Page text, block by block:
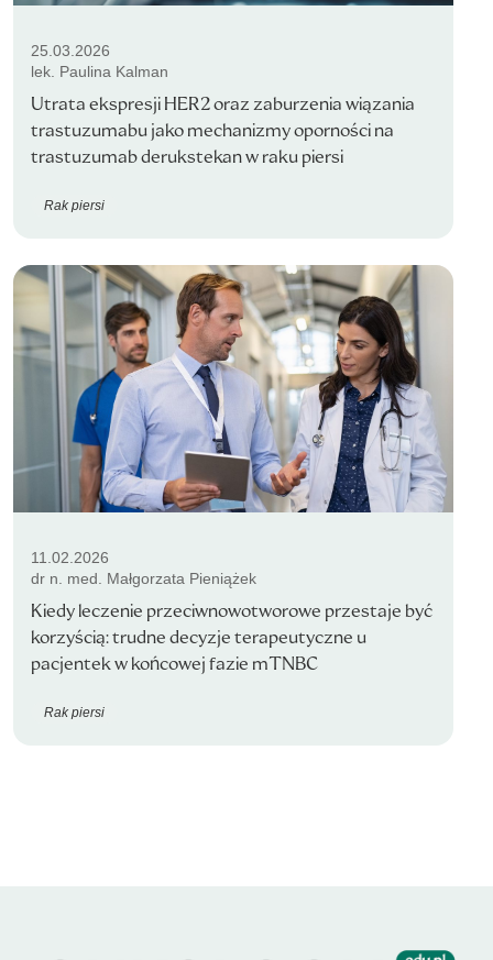
25.03.2026
lek. Paulina Kalman
Utrata ekspresji HER2 oraz zaburzenia wiązania
trastuzumabu jako mechanizmy oporności na
trastuzumab derukstekan w raku piersi
Rak piersi
11.02.2026
dr n. med. Małgorzata Pieniążek
Kiedy leczenie przeciwnowotworowe przestaje być
korzyścią: trudne decyzje terapeutyczne u
pacjentek w końcowej fazie mTNBC
Rak piersi